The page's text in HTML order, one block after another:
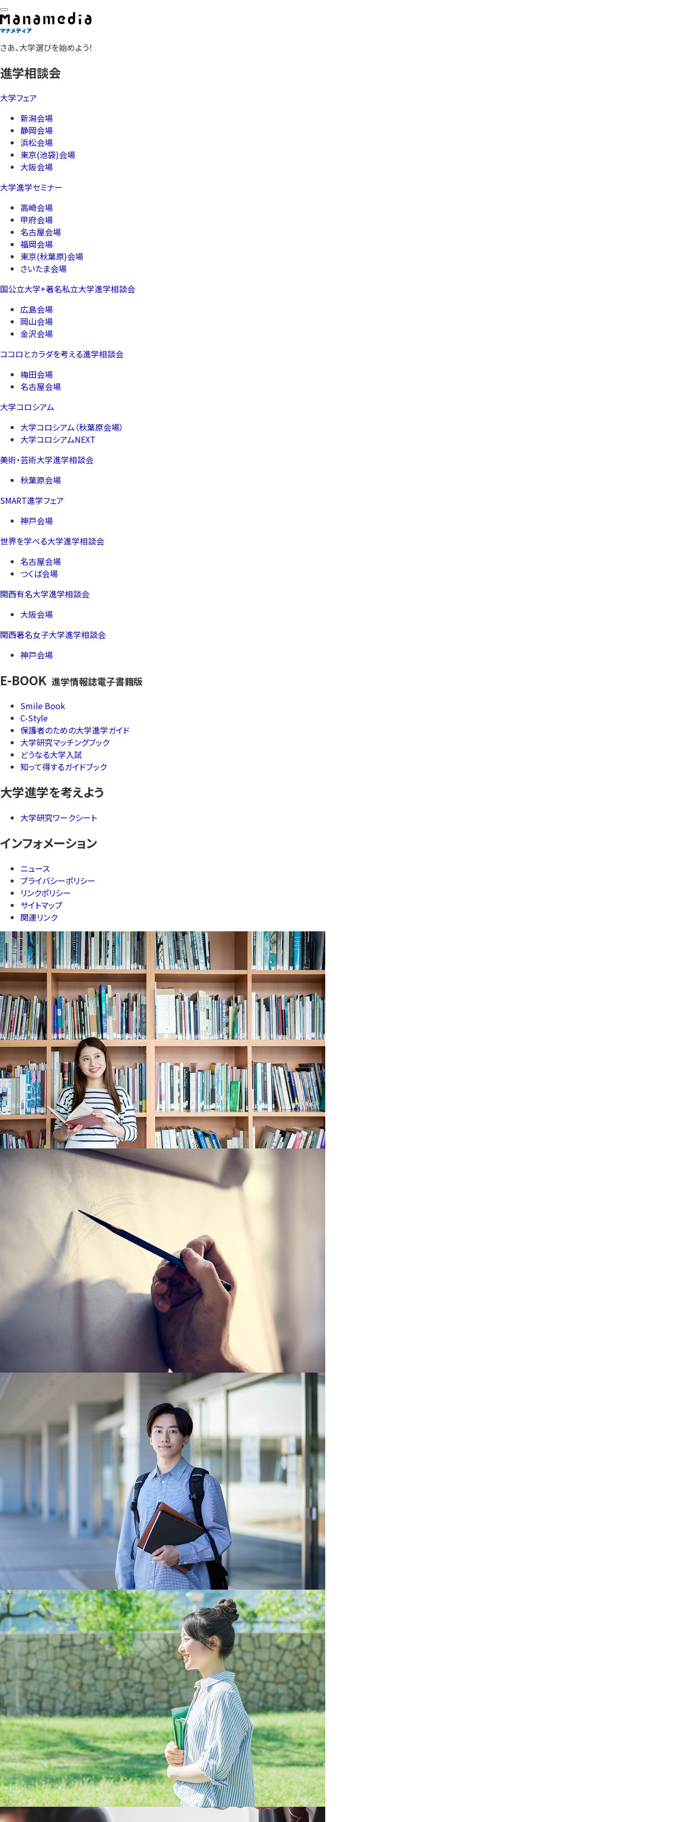
さあ、大学選びを始めよう！
進学相談会
大学フェア
新潟会場
静岡会場
浜松会場
東京(池袋)会場
大阪会場
大学進学セミナー
高崎会場
甲府会場
名古屋会場
福岡会場
東京(秋葉原)会場
さいたま会場
国公立大学+著名私立大学進学相談会
広島会場
岡山会場
金沢会場
ココロとカラダを考える進学相談会
梅田会場
名古屋会場
大学コロシアム
大学コロシアム（秋葉原会場）
大学コロシアムNEXT
美術・芸術大学進学相談会
秋葉原会場
SMART進学フェア
神戸会場
世界を学べる大学進学相談会
名古屋会場
つくば会場
関西有名大学進学相談会
大阪会場
関西著名女子大学進学相談会
神戸会場
E-BOOK 進学情報誌電子書籍版
Smile Book
C-Style
保護者のための大学進学ガイド
大学研究マッチングブック
どうなる大学入試
知って得するガイドブック
大学進学を考えよう
大学研究ワークシート
インフォメーション
ニュース
プライバシーポリシー
リンクポリシー
サイトマップ
関連リンク